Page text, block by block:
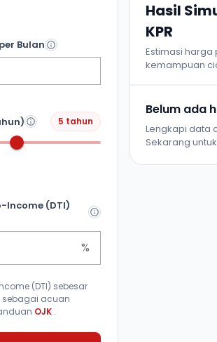
Bulan
5 tahun
Income (DTI)
%
(DTI) sebesar
sebagai acuan
OJK .
Hasil
KPR
Estimasi
kemampuan
Belum ada
Lengkapi data
Sekarang